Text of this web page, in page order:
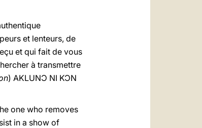
et lenteurs, de
et qui fait de vous
à transmettre
) AKLUNƆ NI KƆN
one who removes
in a show of